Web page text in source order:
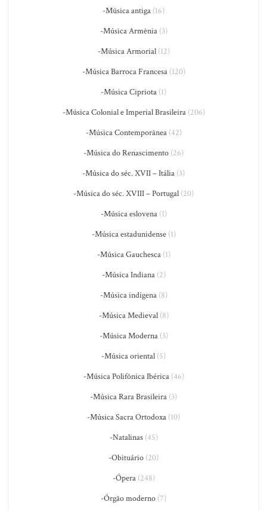
-Música antiga (16)
-Música Armênia(3)
-Música Armorial(12)
-Música Barroca Francesa(120)
-Música Cipriota (1)
-Música Colonial e Imperial Brasileira(206)
-Música Contemporânea(42)
-Música do Renascimento (26)
-Música do séc. XVII – Itália (3)
-Música do séc. XVIII – Portugal (20)
-Música eslovena(1)
-Música estadunidense(1)
-Música Gauchesca(1)
-Música Indiana(2)
-Música indígena(8)
-Música Medieval(8)
-Música Moderna(3)
-Música oriental (5)
-Música Polifônica Ibérica(46)
-Música Rara Brasileira (3)
-Música Sacra Ortodoxa (10)
-Natalinas(45)
-Obituário (20)
-Ópera(248)
-Órgão moderno (7)